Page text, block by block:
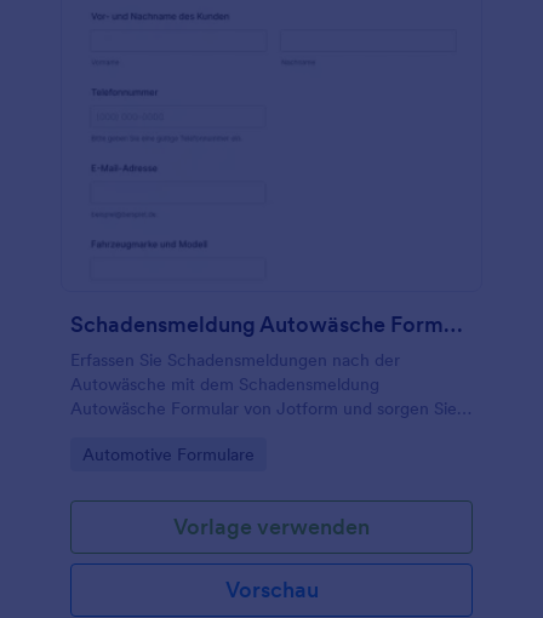
Schadensmeldung Autowäsche Formular
Erfassen Sie Schadensmeldungen nach der
Autowäsche mit dem Schadensmeldung
Autowäsche Formular von Jotform und sorgen Sie
Abläufe in Waschanlagen und
Go to Category:
Automotive Formulare
Vorlage verwenden
Vorschau